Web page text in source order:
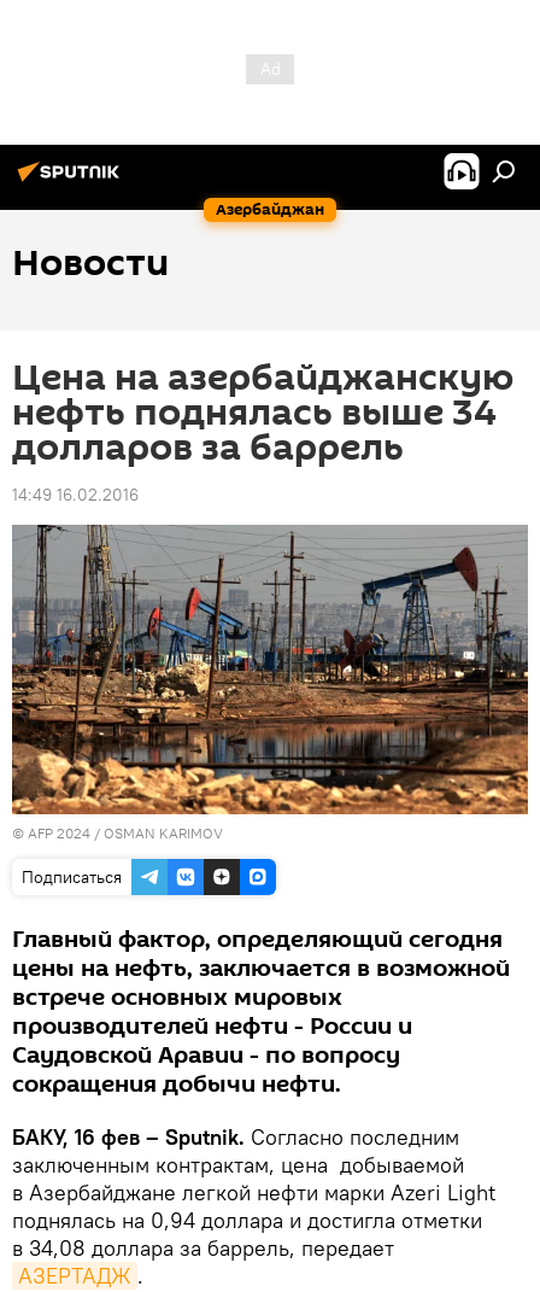
Азербайджан
Новости
Цена на азербайджанскую
нефть поднялась выше 34
долларов за баррель
14:49 16.02.2016
© AFP 2024 / OSMAN KARIMOV
Подписаться
Главный фактор, определяющий сегодня
цены на нефть, заключается в возможной
встрече основных мировых
производителей нефти - России и
Саудовской Аравии - по вопросу
сокращения добычи нефти.
БАКУ, 16 фев – Sputnik. Согласно последним
заключенным контрактам, цена добываемой
в Азербайджане легкой нефти марки Azeri Light
поднялась на 0,94 доллара и достигла отметки
в 34,08 доллара за баррель, передает
АЗЕРТАДЖ .